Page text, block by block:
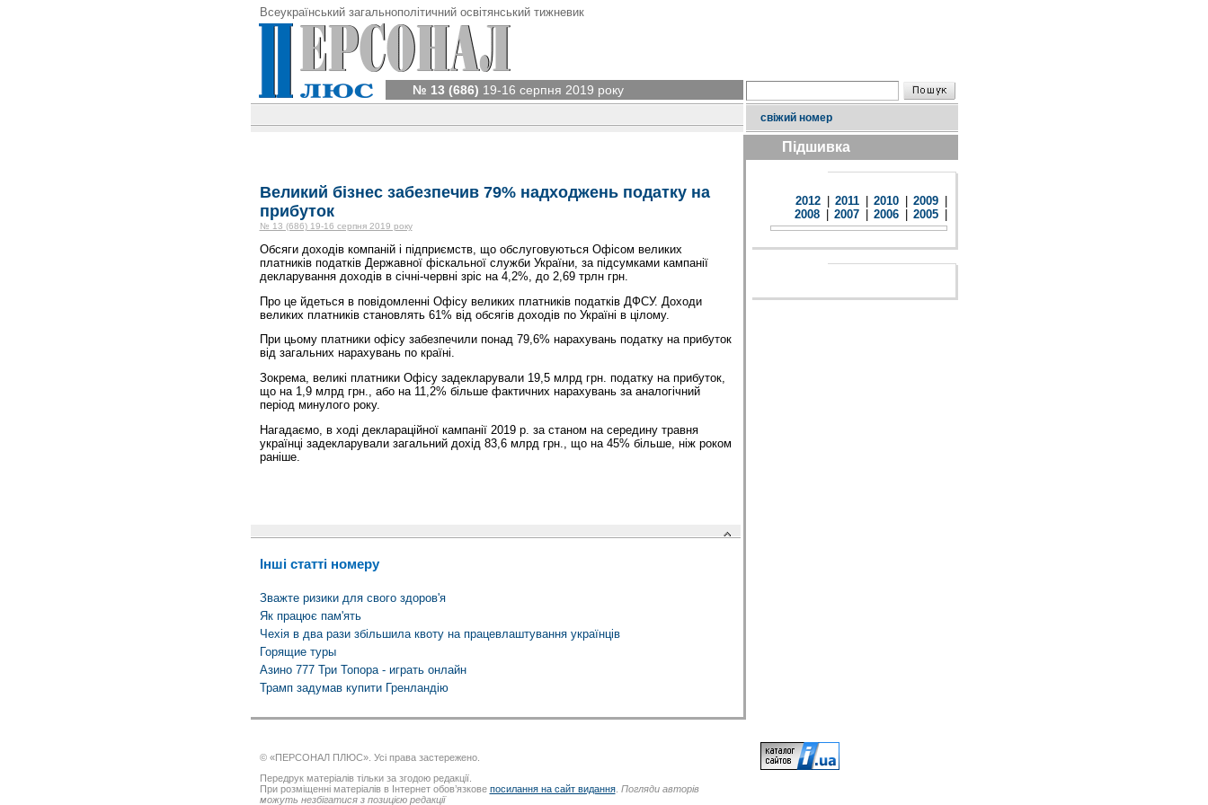
Всеукраїнський загальнополітичний освітянський тижневик
№ 13 (686) 19-16 серпня 2019 року
свіжий номер
Великий бізнес забезпечив 79% надходжень податку на
прибуток
№ 13 (686) 19-16 серпня 2019 року
Обсяги доходів компаній і підприємств, що обслуговуються Офісом великих
платників податків Державної фіскальної служби України, за підсумками кампанії
декларування доходів в січні-червні зріс на 4,2%, до 2,69 трлн грн.
Про це йдеться в повідомленні Офісу великих платників податків ДФСУ. Доходи
великих платників становлять 61% від обсягів доходів по Україні в цілому.
При цьому платники офісу забезпечили понад 79,6% нарахувань податку на прибуток
від загальних нарахувань по країні.
Зокрема, великі платники Офісу задекларували 19,5 млрд грн. податку на прибуток,
що на 1,9 млрд грн., або на 11,2% більше фактичних нарахувань за аналогічний
період минулого року.
Нагадаємо, в ході деклараційної кампанії 2019 р. за станом на середину травня
українці задекларували загальний дохід 83,6 млрд грн., що на 45% більше, ніж роком
раніше.
Інші статті номеру
Зважте ризики для свого здоров'я
Як працює пам'ять
Чехія в два рази збільшила квоту на працевлаштування українців
Горящие туры
Азино 777 Три Топора - играть онлайн
Трамп задумав купити Гренландію
Підшивка
2012 2011 2010 2009
2008
2007 2006 2005
© «ПЕРСОНАЛ ПЛЮС». Усі права застережено.
Передрук матеріалів тільки за згодою редакції.
При розміщенні матеріалів в Інтернет обов’язкове посилання на сайт видання. Погляди авторів
можуть незбігатися з позицією редакції